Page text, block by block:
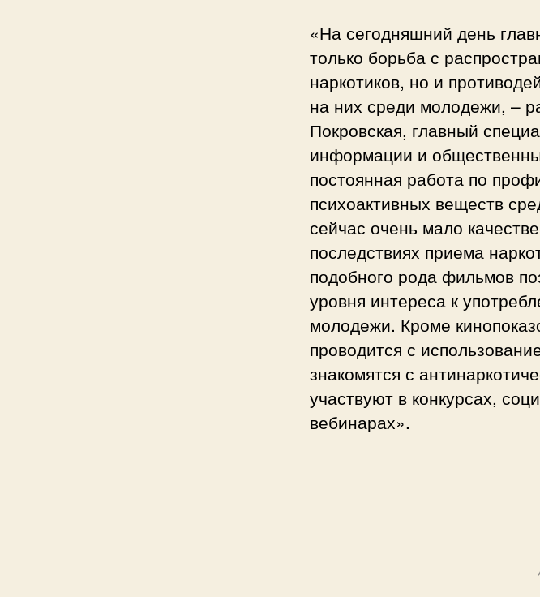
«На сегодняшний день
только борьба с
наркотиков, но и
на них среди молодежи, –
Покровская, главный
информации и
постоянная работа по
психоактивных веществ
сейчас очень мало
последствиях приема
подобного рода фильмов
уровня интереса к
молодежи. Кроме
проводится с
знакомятся с
участвуют в конкурсах,
вебинарах».